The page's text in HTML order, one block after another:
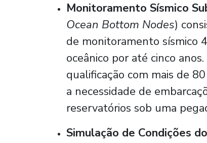
Monitoramento Sísmico
Ocean Bottom Nodes)
de monitoramento sísmico
oceânico por até cinco
qualificação com mais de
a necessidade de
reservatórios sob uma
Simulação de Condições